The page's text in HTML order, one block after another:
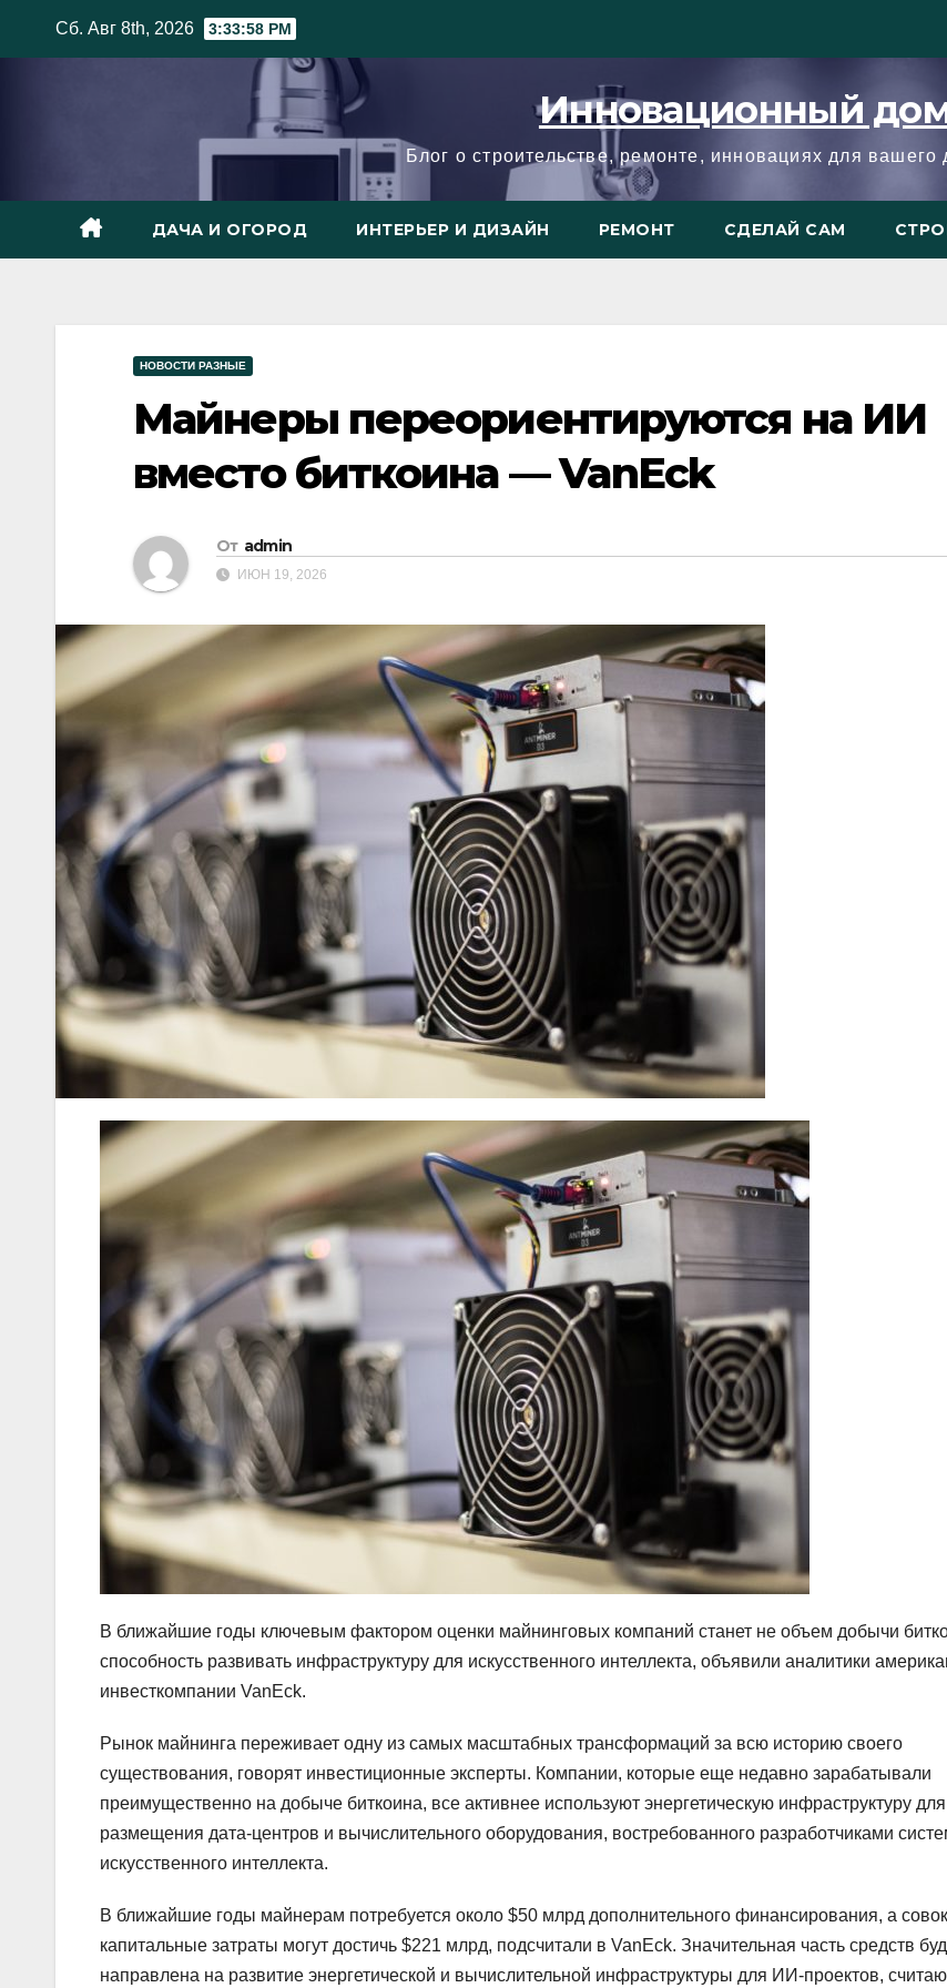
Сб. Авг 8th, 2026 3:33:59 PM
Инновационный
Блог о строительстве, ремонте, инновациях для вашего
ДАЧА И ОГОРОД ИНТЕРЬЕР И ДИЗАЙН РЕМОНТ СДЕЛАЙ САМ
НОВОСТИ РАЗНЫЕ
Майнеры переориентируются на ИИ
вместо биткоина — VanEck
От admin
ИЮН 19, 2026
В ближайшие годы ключевым фактором оценки майнинговых компаний станет не объем добычи
способность развивать инфраструктуру для искусственного интеллекта, объявили аналитики
инвесткомпании VanEck.
Рынок майнинга переживает одну из самых масштабных трансформаций за всю историю своего
существования, говорят инвестиционные эксперты. Компании, которые еще недавно зарабатывали
преимущественно на добыче биткоина, все активнее используют энергетическую инфраструктуру для
размещения дата-центров и вычислительного оборудования, востребованного разработчиками
искусственного интеллекта.
В ближайшие годы майнерам потребуется около $50 млрд дополнительного финансирования, а
капитальные затраты могут достичь $221 млрд, подсчитали в VanEck. Значительная часть средств
направлена на развитие энергетической и вычислительной инфраструктуры для ИИ-проектов,